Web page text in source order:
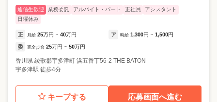
通信生歓迎 業務委託 アルバイト・パート 正社員
アシスタント
日曜休み
正 月給 25万円 ~ 40万円 ア 時給 1,300円 ~ 1,500円
委 完全歩合 25万円 ~ 50万円
香川県 綾歌郡宇多津町 浜五番丁56-2 THE BATON
宇多津駅 徒歩4分
キープする 応募画面へ進む